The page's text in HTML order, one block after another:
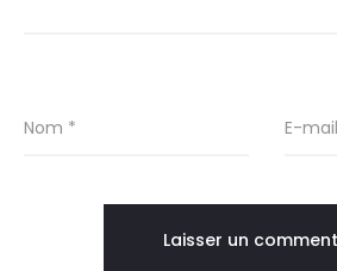
Nom * E-mail